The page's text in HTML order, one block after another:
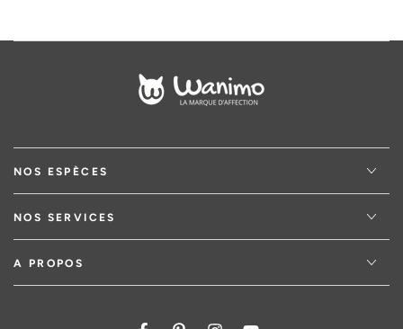
NOS ESPÈCES
NOS SERVICES
A PROPOS